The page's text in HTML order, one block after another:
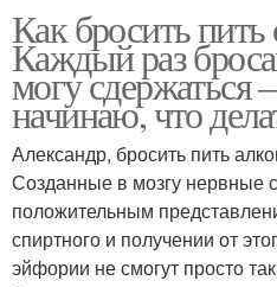
Как бросить пить
Каждый раз
могу сдержаться
начинаю, что
Александр, бросить пить
Созданные в мозгу нервные
положительным
спиртного и получении от
эйфории не смогут просто